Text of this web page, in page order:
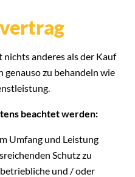
nichts anderes als der Kauf
genauso zu behandeln wie
beachtet werden:
Umfang und Leistung
Schutz zu
und / oder